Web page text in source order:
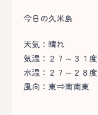
今日の久米島
天気：晴れ
気温：２７～３１度
水温：２７～２８度
風向：東⇒南南東